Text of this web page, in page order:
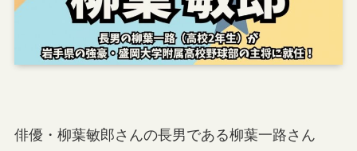
俳優・柳葉敏郎さんの長男である柳葉一路さん